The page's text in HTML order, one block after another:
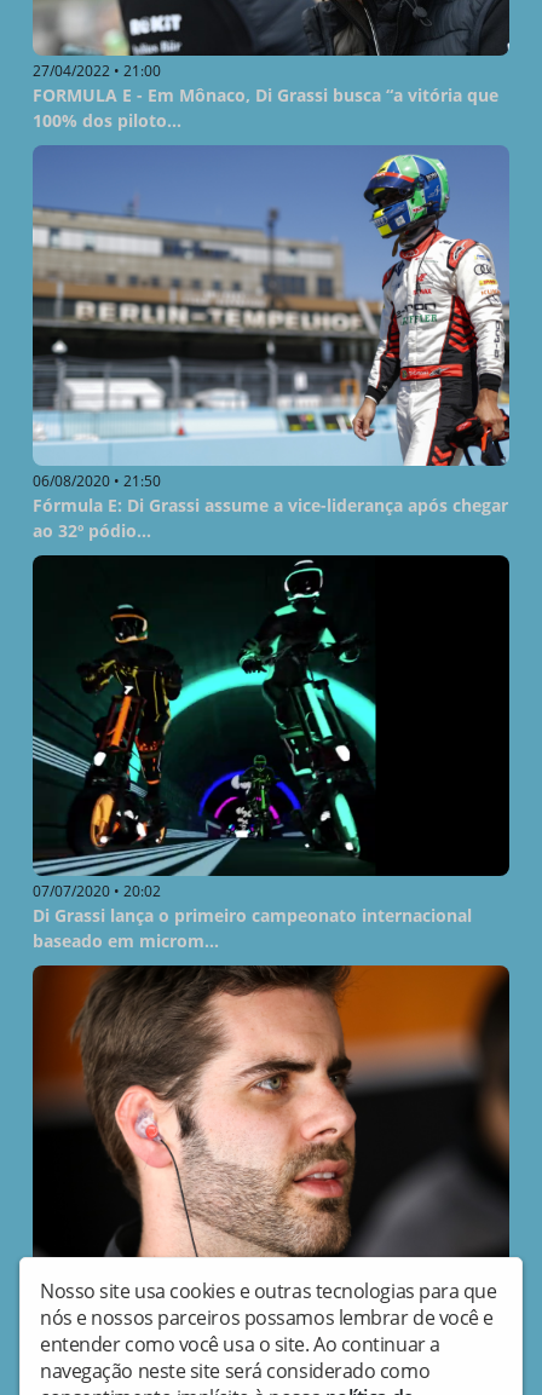
27/04/2022 • 21:00
FORMULA E - Em Mônaco, Di Grassi busca “a vitória que
100% dos piloto...
06/08/2020 • 21:50
Fórmula E: Di Grassi assume a vice-liderança após chegar
ao 32º pódio...
07/07/2020 • 20:02
Di Grassi lança o primeiro campeonato internacional
baseado em microm...
01/07/2020 • 12:39
Após longa espera, Guilherme Samaia faz sua estreia na
Fórmula 2
Nosso site usa cookies e outras tecnologias para que
nós e nossos parceiros possamos lembrar de você e
entender como você usa o site. Ao continuar a
navegação neste site será considerado como